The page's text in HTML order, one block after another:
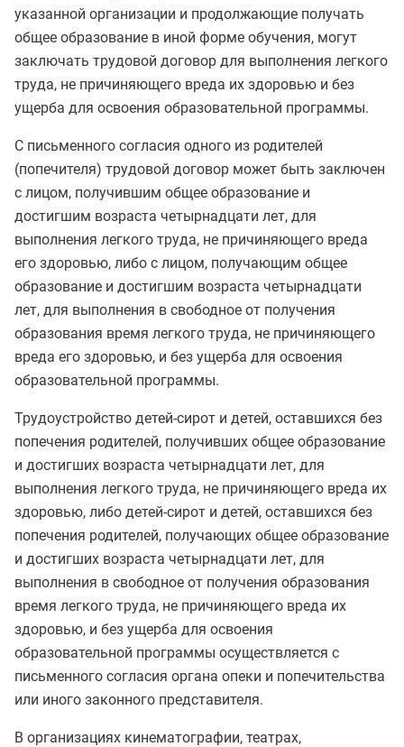
указанной организации и продолжающие получать
общее образование в иной форме обучения, могут
заключать трудовой договор для выполнения легкого
труда, не причиняющего вреда их здоровью и без
ущерба для освоения образовательной программы.
С письменного согласия одного из родителей
(попечителя) трудовой договор может быть заключен
с лицом, получившим общее образование и
достигшим возраста четырнадцати лет, для
выполнения легкого труда, не причиняющего вреда
его здоровью, либо с лицом, получающим общее
образование и достигшим возраста четырнадцати
лет, для выполнения в свободное от получения
образования время легкого труда, не причиняющего
вреда его здоровью, и без ущерба для освоения
образовательной программы.
Трудоустройство детей-сирот и детей, оставшихся без
попечения родителей, получивших общее образование
и достигших возраста четырнадцати лет, для
выполнения легкого труда, не причиняющего вреда их
здоровью, либо детей-сирот и детей, оставшихся без
попечения родителей, получающих общее образование
и достигших возраста четырнадцати лет, для
выполнения в свободное от получения образования
время легкого труда, не причиняющего вреда их
здоровью, и без ущерба для освоения
образовательной программы осуществляется с
письменного согласия органа опеки и попечительства
или иного законного представителя.
В организациях кинематографии, театрах,